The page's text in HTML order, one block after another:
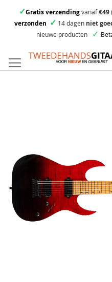
✓Gratis verzendingvanaf€49
verzonden ✓ 14 dagen niet
nieuwe producten
✓
direct
door
gallery